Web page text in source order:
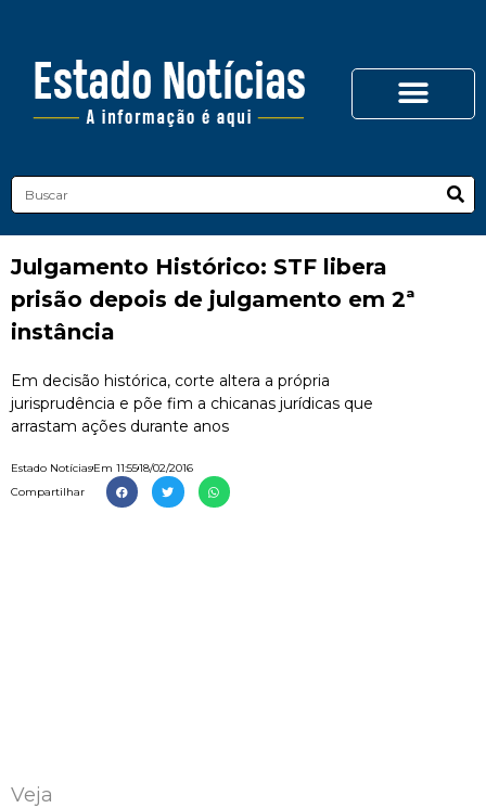
Julgamento Histórico: STF libera
prisão depois de julgamento em 2ª
instância
Em decisão histórica, corte altera a própria
jurisprudência e põe fim a chicanas jurídicas que
arrastam ações durante anos
Estado NotíciasEm 11:5518/02/2016
Compartilhar
Veja